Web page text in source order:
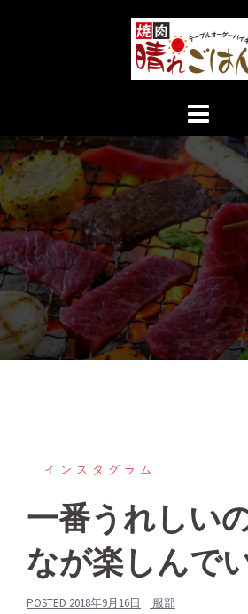
ス
キ
ッ
プ
インスタグラム
一番うれしい
なが楽しんで
POSTED 2018年9月16日 服部